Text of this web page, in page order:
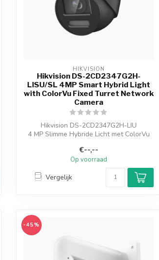
HIKVISION
Hikvision DS-2CD2347G2H-
LISU/SL 4MP Smart Hybrid Light
with ColorVu Fixed Turret Network
Camera
Hikvision DS-2CD2347G2H-LIU
4 MP Slimme Hybride Licht met ColorVu
€--,--
Op voorraad
Vergelijk
-45%